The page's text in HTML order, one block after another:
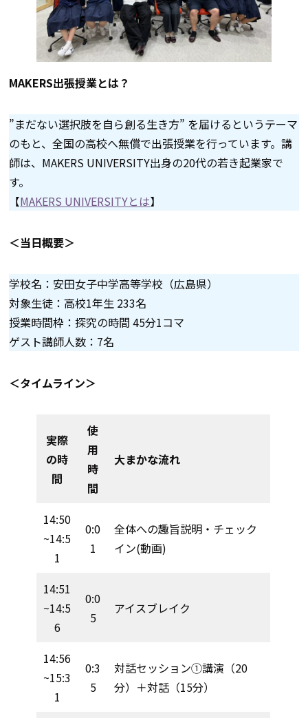
MAKERS出張授業とは？
”まだない選択肢を自ら創る生き方” を届けるというテーマ
のもと、全国の高校へ無償で出張授業を行っています。講
師は、MAKERS UNIVERSITY出身の20代の若き起業家で
す。
【MAKERS UNIVERSITYとは】
＜当日概要＞
学校名：安田女子中学高等学校（広島県）
対象生徒：高校1年生 233名
授業時間枠：探究の時間 45分1コマ
ゲスト講師人数：7名
＜タイムライン＞
実際
の時
間
使
用
時
間
大まかな流れ
14:50
~14:5
1
0:0
1
全体への趣旨説明・チェック
イン(動画)
14:51
~14:5
6
0:0
5
アイスブレイク
14:56
~15:3
1
0:3
5
対話セッション①講演（20
分）＋対話（15分）